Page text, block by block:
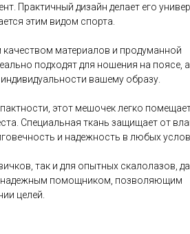
Практичный дизайн делает его
этим видом спорта.
материалов и продуманной
подходят для ношения на поясе,
вашему образу.
этот мешочек легко
Специальная ткань защищает от
и надежность в любых
так и для опытных скалолазов,
надежным помощником, позволяющим
целей.